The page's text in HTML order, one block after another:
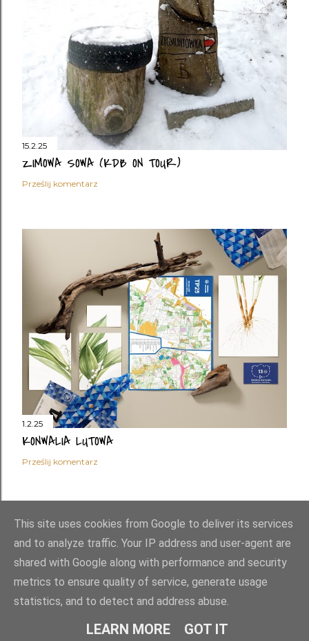
ZIMOWA SOWA 1/2. SOWA ZYGMUNTA.
Prześlij komentarz
15.2.25
ZIMOWA SOWA (KDB ON TOUR)
Prześlij komentarz
1.2.25
KONWALIA LUTOWA
Prześlij komentarz
STARSZE POSTY
Obsługiwane przez usługę Blogger
This site uses cookies from Google to deliver its services
and to analyze traffic. Your IP address and user-agent are
shared with Google along with performance and security
metrics to ensure quality of service, generate usage
statistics, and to detect and address abuse.
LEARN MORE GOT IT